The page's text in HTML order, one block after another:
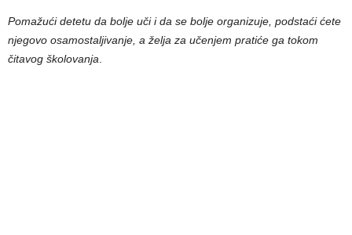
Pomažući detetu da bolje uči i da se bolje organizuje, podstaći ćete
njegovo osamostaljivanje, a želja za učenjem pratiće ga tokom
čitavog školovanja